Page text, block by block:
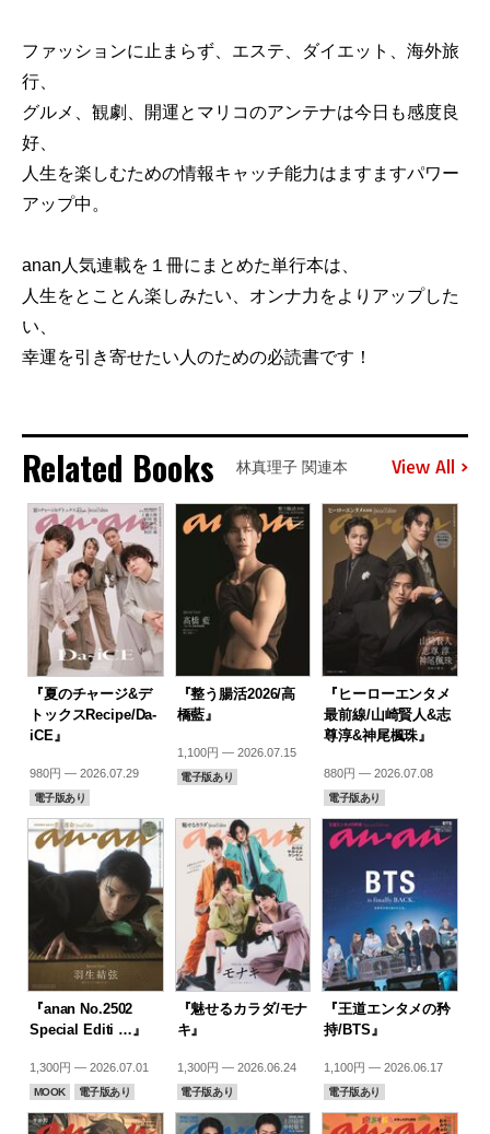
ファッションに止まらず、エステ、ダイエット、海外旅
行、
グルメ、観劇、開運とマリコのアンテナは今日も感度良
好、
人生を楽しむための情報キャッチ能力はますますパワー
アップ中。
anan人気連載を１冊にまとめた単行本は、
人生をとことん楽しみたい、オンナ力をよりアップした
い、
幸運を引き寄せたい人のための必読書です！
Related Books 林真理子 関連本 View All
『夏のチャージ&デ
トックスRecipe/Da-
iCE』
980円 — 2026.07.29
電子版あり
『整う腸活2026/高
橋藍』
1,100円 — 2026.07.15
電子版あり
『ヒーローエンタメ
最前線/山崎賢人&志
尊淳&神尾楓珠』
880円 — 2026.07.08
電子版あり
『anan No.2502
Special Editi …』
1,300円 — 2026.07.01
MOOK 電子版あり
『魅せるカラダ/モナ
キ』
1,300円 — 2026.06.24
電子版あり
『王道エンタメの矜
持/BTS』
1,100円 — 2026.06.17
電子版あり